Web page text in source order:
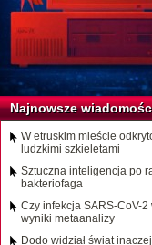
Najnowsze
W etruskim mieście
ludzkimi szkieletami
Sztuczna inteligencja po
bakteriofaga
Czy infekcja SARS-CoV-
wyniki metaanalizy
Dodo widział świat